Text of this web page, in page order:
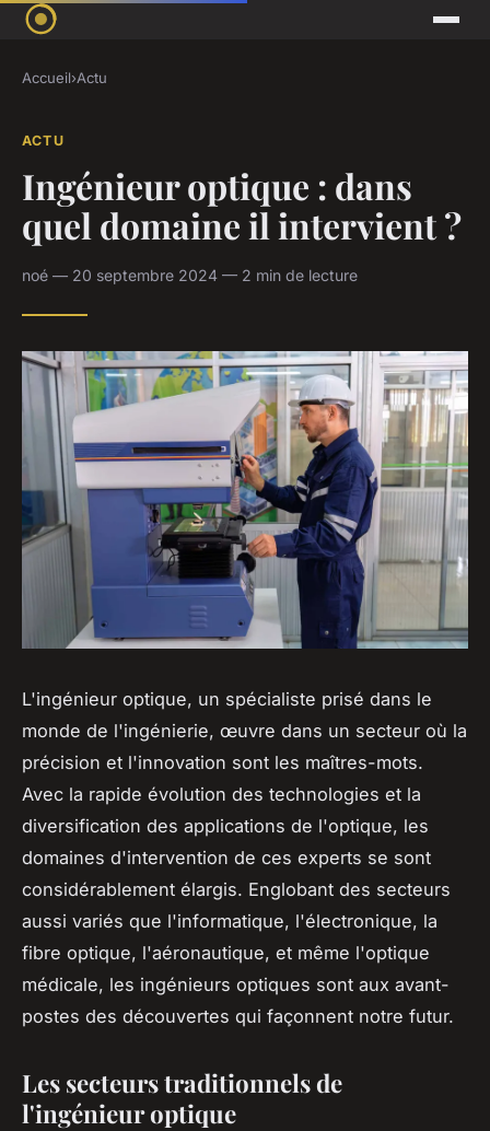
Accueil›Actu
ACTU
Ingénieur optique : dans
quel domaine il intervient ?
noé — 20 septembre 2024 — 2 min de lecture
L'ingénieur optique, un spécialiste prisé dans le
monde de l'ingénierie, œuvre dans un secteur où la
précision et l'innovation sont les maîtres-mots.
Avec la rapide évolution des technologies et la
diversification des applications de l'optique, les
domaines d'intervention de ces experts se sont
considérablement élargis. Englobant des secteurs
aussi variés que l'informatique, l'électronique, la
fibre optique, l'aéronautique, et même l'optique
médicale, les ingénieurs optiques sont aux avant-
postes des découvertes qui façonnent notre futur.
Les secteurs traditionnels de
l'ingénieur optique